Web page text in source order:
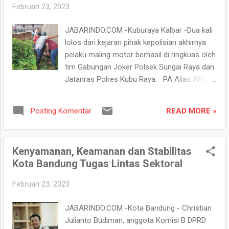
mengamankan beberapa tersangka,” ujar
Jumat (24/2/2023). Dalam rilisnya di
Mapolres Sukabumi. Lebih lanjut Maruly
menjelaskan, puluhan kendaraan itu
merupakan pengungkapan 6 kasus di
wilayahnya hukumnya. Selain curanmor
tersebut. “Untuk kasus pencurian kendaraan
oleh Polres dan 1 dari jaj...
Februari 23, 2023
JABARINDO.COM -Kuburaya Kalbar -Dua kali
lolos dari kejaran pihak kepolisian akhirnya
pelaku maling motor berhasil di ringkuas oleh
tim Gabungan Joker Polsek Sungai Raya dan
Jatanras Polres Kubu Raya. PA Alias ARI
dirumahnya di Jalan Tanjung Raya II Gg.Karya
II Kelurahan Saigon Kecamatan Pontianak
jam 15.00 Wib. Pria 29 tahun ini terpaksa
dilumpuhkan petugas gabungan dengan
penangkapan. Dari tangan pelaku petugas
mengamankan barang bukti 1 unit sepeda
Posting Komentar READ MORE »
Kenyamanan, Keamanan dan Stabilitas
Kota Bandung Tugas Lintas Sektoral
Februari 23, 2023
JABARINDO.COM -Kota Bandung - Christian
Julianto Budiman, anggota Komisi B DPRD